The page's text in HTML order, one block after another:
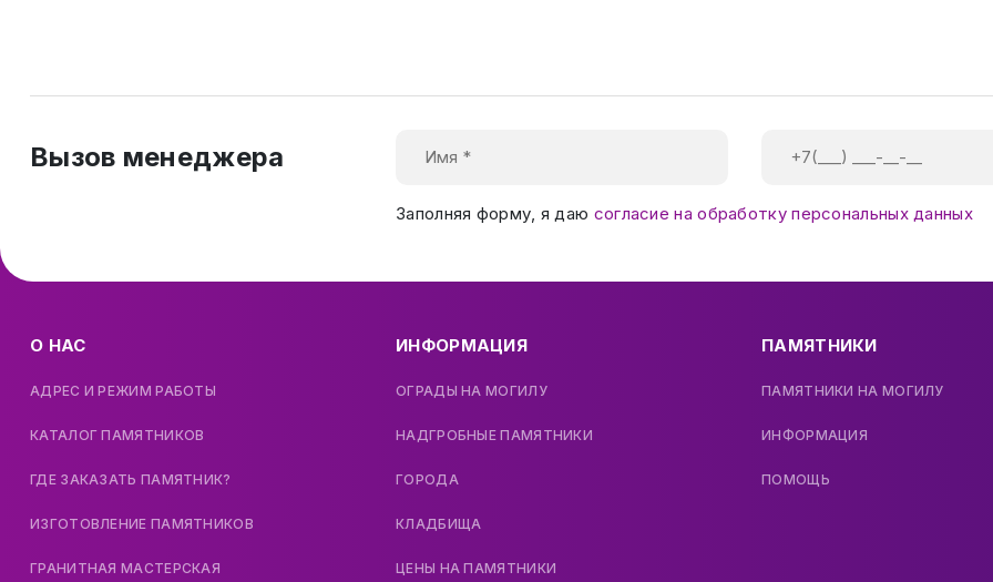
Вызов менеджера
Заполняя форму, я даю согласие на обработку персональных данных
О НАС
АДРЕС И РЕЖИМ РАБОТЫ
КАТАЛОГ ПАМЯТНИКОВ
ГДЕ ЗАКАЗАТЬ ПАМЯТНИК?
ИЗГОТОВЛЕНИЕ ПАМЯТНИКОВ
ГРАНИТНАЯ МАСТЕРСКАЯ
ИНФОРМАЦИЯ
ОГРАДЫ НА МОГИЛУ
НАДГРОБНЫЕ ПАМЯТНИКИ
ГОРОДА
КЛАДБИЩА
ЦЕНЫ НА ПАМЯТНИКИ
ПАМЯТНИКИ
ПАМЯТНИКИ НА МОГИЛУ
ИНФОРМАЦИЯ
ПОМОЩЬ